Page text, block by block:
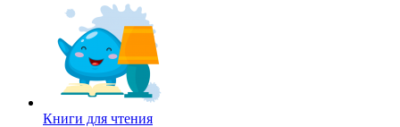
Книги для чтения